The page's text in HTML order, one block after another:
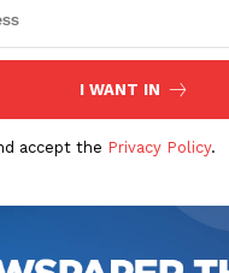
I WANT IN
accept the Privacy Policy.